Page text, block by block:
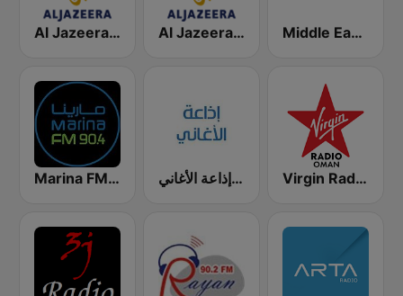
Al Jazeera Arabic (قناة الجزيرة) Al Jazeera English (قناة الجزيرة) Middle East Radio (إداعة الشرق الأوسط)
Marina FM 90.4 (مارينا) إذاعة الأغاني Al Aghani Radio Virgin Radio Oman